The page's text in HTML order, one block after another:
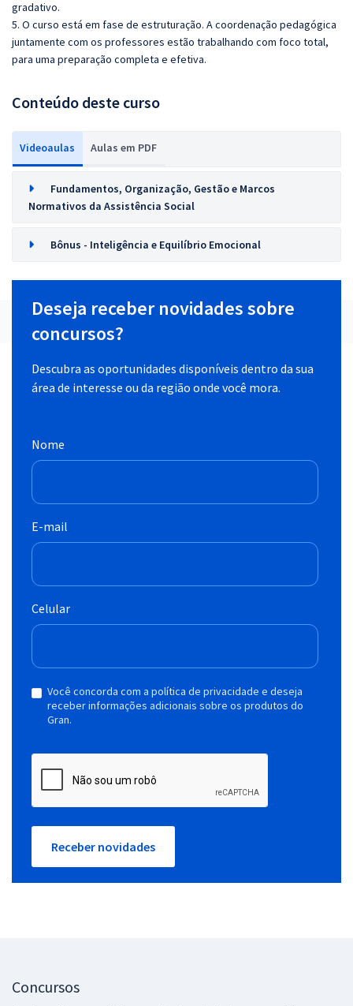
gradativo.
5. O curso está em fase de estruturação. A coordenação pedagógica
juntamente com os professores estão trabalhando com foco total,
para uma preparação completa e efetiva.
Conteúdo deste curso
Videoaulas Aulas em PDF
Fundamentos, Organização, Gestão e Marcos
Normativos da Assistência Social
Bônus - Inteligência e Equilíbrio Emocional
Deseja receber novidades sobre
concursos?
Descubra as oportunidades disponíveis dentro da sua
área de interesse ou da região onde você mora.
Nome
E-mail
Celular
Você concorda com a política de privacidade e deseja
receber informações adicionais sobre os produtos do
Gran.
Receber novidades
Concursos